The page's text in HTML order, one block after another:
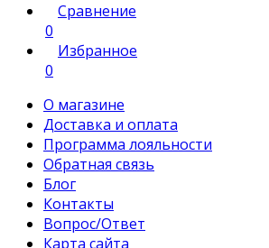
Сравнение
0
Избранное
0
О магазине
Доставка и оплата
Программа лояльности
Обратная связь
Блог
Контакты
Вопрос/Ответ
Карта сайта